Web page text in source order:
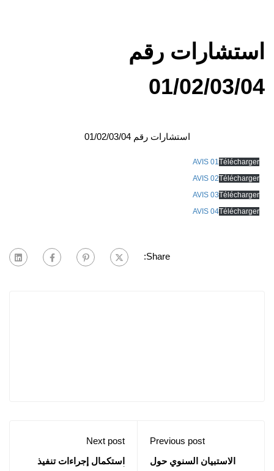
استشارات رقم
01/02/03/04
استشارات رقم 01/02/03/04
AVIS 01 Télécharger
AVIS 02Télécharger
AVIS 03Télécharger
AVIS 04Télécharger
Share:
Previous post
الاستبيان السنوي حول
Next post
استكمال إجراءات تنفيذ